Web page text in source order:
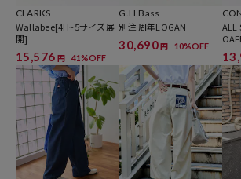
参考価格
34,100円（2026年3月13日時点）
※「参考価格」とは、Daytona Parkにおける対
行予約・先行割引は含まれません）開始時点の
ブランド説明
【CLARKS / クラークス】1825年にイングランド
CLARKS
Wallabee[4H~5サイズ展
開]
15,576 円 41%OFF
G.H.Bass
別注 周年LOGAN
30,690 円 10%OFF
ALL